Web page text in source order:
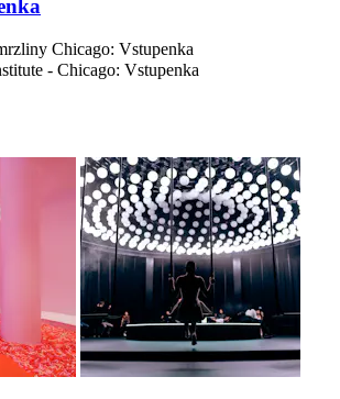
Chicago: Vstupenka
- Chicago: Vstupenka